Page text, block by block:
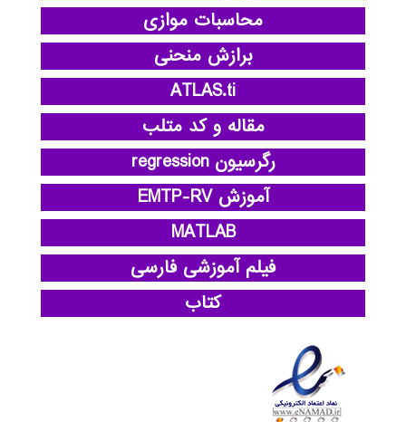
محاسبات موازی
برازش منحنی
ATLAS.ti
مقاله و کد متلب
رگرسیون regression
آموزش EMTP-RV
MATLAB
فیلم آموزشی فارسی
کتاب